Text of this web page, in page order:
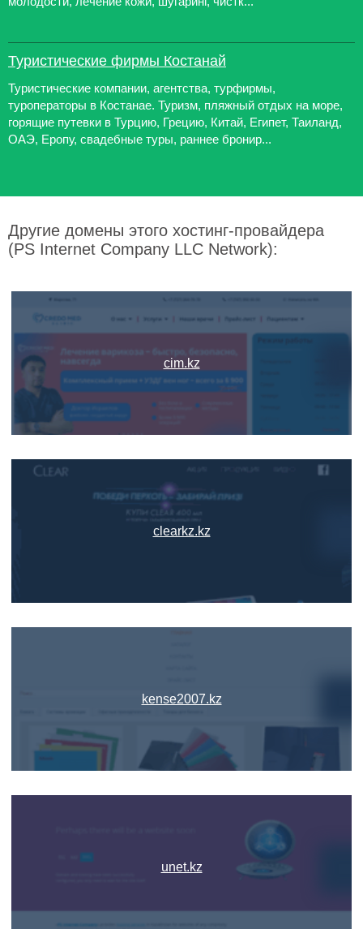
Туристические фирмы Костанай
Туристические компании, агентства, турфирмы,
туроператоры в Костанае. Туризм, пляжный отдых на море,
горящие путевки в Турцию, Грецию, Китай, Египет, Таиланд,
ОАЭ, Еропу, свадебные туры, раннее бронир...
Другие домены этого хостинг-провайдера
(PS Internet Company LLC Network):
cim.kz
clearkz.kz
kense2007.kz
unet.kz